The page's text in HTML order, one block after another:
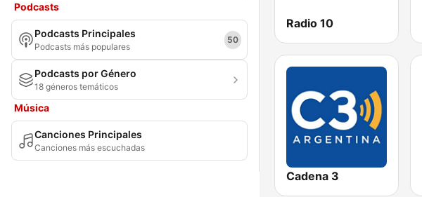
Podcasts
Podcasts Principales
Podcasts más populares
50
Podcasts por Género
18 géneros temáticos
Música
Canciones Principales
Canciones más escuchadas
Radio 10
Cadena 3